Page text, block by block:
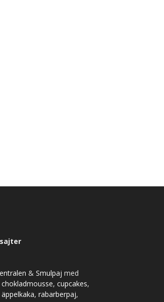
& Smulpaj med
chokladmousse, cupcakes,
äppelkaka, rabarberpaj,